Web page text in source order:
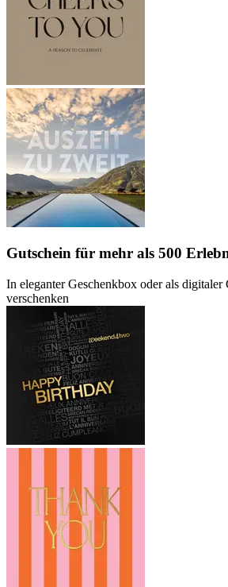
Gutschein für mehr als 500
In eleganter Geschenkbox oder als digitaler
verschenken